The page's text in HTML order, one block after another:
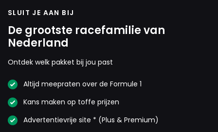
SLUIT JE AAN BIJ
De grootste racefamilie van
Nederland
Ontdek welk pakket bij jou past
Altijd meepraten over de Formule 1
Kans maken op toffe prijzen
Advertentievrije site * (Plus & Premium)